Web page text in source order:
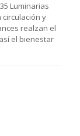
Luminarias
y
realzan el
el bienestar